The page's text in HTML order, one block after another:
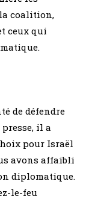
coalition,
ceux qui
de défendre
presse, il a
pour Israël
avons affaibli
diplomatique.
le-feu